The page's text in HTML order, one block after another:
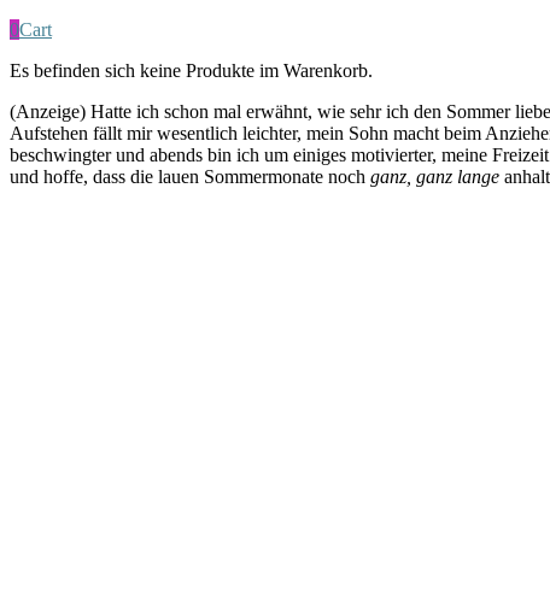
0Cart
Es befinden sich keine Produkte im Warenkorb.
(Anzeige) Hatte ich schon mal erwähnt, wie sehr ich den Sommer
Aufstehen fällt mir wesentlich leichter, mein Sohn macht beim
beschwingter und abends bin ich um einiges motivierter, meine
und hoffe, dass die lauen Sommermonate noch ganz, ganz lange